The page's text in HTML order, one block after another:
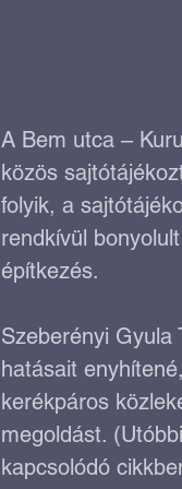
A Bem utca –
közös
folyik, a
rendkívül
építkezés.
Szeberényi
hatásait
kerékpáros
megoldást.
kapcsolódó